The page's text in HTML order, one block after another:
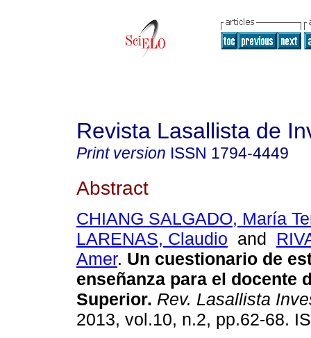
Revista Lasallista de
Print version ISSN 1794-4449
Abstract
CHIANG SALGADO, María
LARENAS, Claudio and
Amer. Un cuestionario de
enseñanza para el docente
Superior. Rev. Lasallista
2013, vol.10, n.2, pp.62-68.